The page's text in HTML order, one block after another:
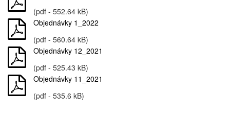
(pdf - 552.64 kB)
Objednávky 1_2022
(pdf - 560.64 kB)
Objednávky 12_2021
(pdf - 525.43 kB)
Objednávky 11_2021
(pdf - 535.6 kB)